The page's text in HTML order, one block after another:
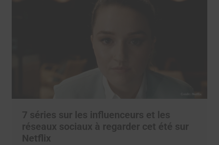
7 séries sur les influenceurs et les
réseaux sociaux à regarder cet été sur
Netflix